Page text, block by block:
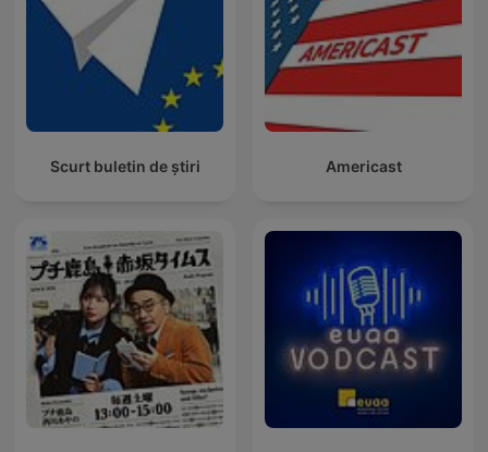
Scurt buletin de știri Americast